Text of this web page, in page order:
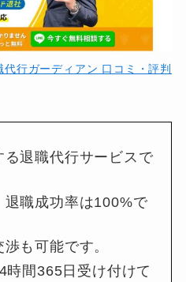
代行ガーディアン 口コミ・評判
退職代行サービスで
退職成功率は100%で
も可能です。
時間365日受け付けて